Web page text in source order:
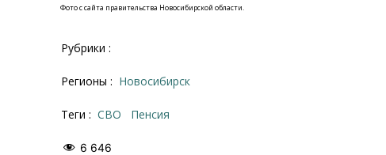
Фото с сайта правительства Новосибирской области.
Рубрики :
Регионы : Новосибирск
Теги : СВО Пенсия
6 646